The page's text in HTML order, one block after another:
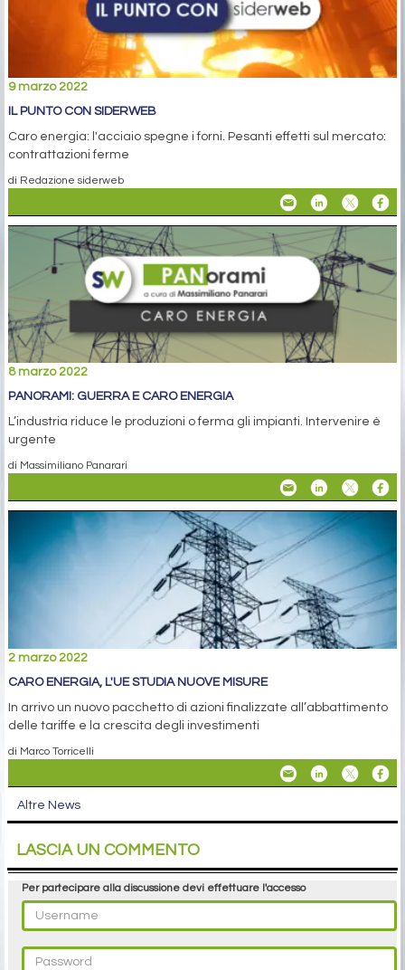
9 marzo 2022
IL PUNTO CON SIDERWEB
Caro energia: l'acciaio spegne i forni. Pesanti effetti sul mercato:
contrattazioni ferme
di Redazione siderweb
8 marzo 2022
PANORAMI: GUERRA E CARO ENERGIA
L’industria riduce le produzioni o ferma gli impianti. Intervenire è
urgente
di Massimiliano Panarari
2 marzo 2022
CARO ENERGIA, L'UE STUDIA NUOVE MISURE
In arrivo un nuovo pacchetto di azioni finalizzate all’abbattimento
delle tariffe e la crescita degli investimenti
di Marco Torricelli
Altre News
LASCIA UN COMMENTO
Per partecipare alla discussione devi effettuare l'accesso